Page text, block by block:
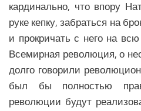
Общество Еврозоны
СНГ
Аналитика СНГ
Экономика СНГ
Политика СНГ
кардинально, что впору
руке кепку, забраться на
и прокричать с него на
Всемирная революция, о
долго говорили
был бы полностью
революции будут